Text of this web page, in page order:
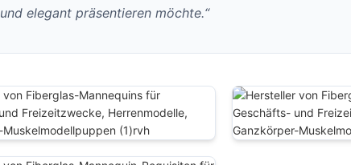
elegant präsentieren möchte.“